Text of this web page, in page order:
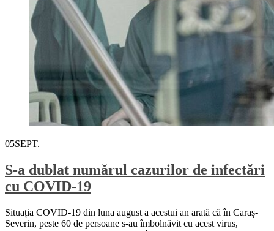
05SEPT.
S-a dublat numărul cazurilor de infectări
cu COVID-19
Situația COVID-19 din luna august a acestui an arată că în Caraș-
Severin, peste 60 de persoane s-au îmbolnăvit cu acest virus,